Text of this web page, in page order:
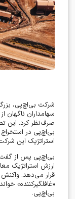
شرکت بی‌اچ‌پی،
سهامداران ناگهان
صرف‌نظر کرد. این
بی‌اچ‌پی در
استراتژیک این
بی‌اچ‌پی پس از
ارزش استراتژیک
قرار می‌دهد. واکنش
«غافلگیرکننده»
بی‌اچ‌پی.